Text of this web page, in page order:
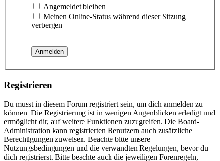
Angemeldet bleiben
Meinen Online-Status während dieser Sitzung
verbergen
Registrieren
Du musst in diesem Forum registriert sein, um dich anmelden zu
können. Die Registrierung ist in wenigen Augenblicken erledigt und
ermöglicht dir, auf weitere Funktionen zuzugreifen. Die Board-
Administration kann registrierten Benutzern auch zusätzliche
Berechtigungen zuweisen. Beachte bitte unsere
Nutzungsbedingungen und die verwandten Regelungen, bevor du
dich registrierst. Bitte beachte auch die jeweiligen Forenregeln,